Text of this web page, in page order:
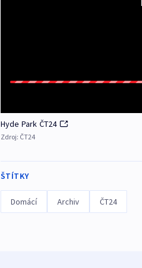
Hyde Park ČT24
Zdroj: ČT24
ŠTÍTKY
Domácí Archiv ČT24